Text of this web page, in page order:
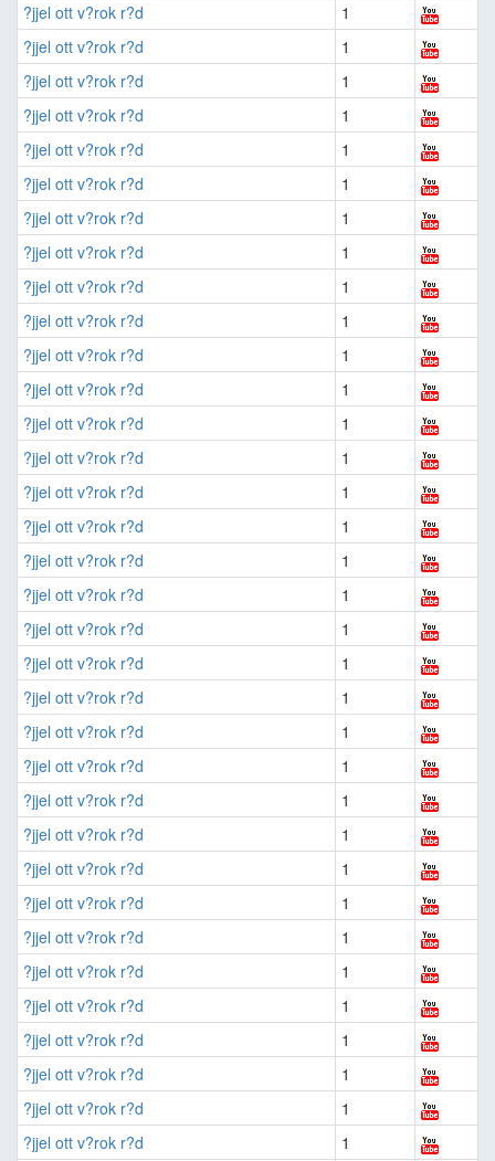
?jjel ott v?rok r?d
1
?jjel ott v?rok r?d
1
?jjel ott v?rok r?d
1
?jjel ott v?rok r?d
1
?jjel ott v?rok r?d
1
?jjel ott v?rok r?d
1
?jjel ott v?rok r?d
1
?jjel ott v?rok r?d
1
?jjel ott v?rok r?d
1
?jjel ott v?rok r?d
1
?jjel ott v?rok r?d
1
?jjel ott v?rok r?d
1
?jjel ott v?rok r?d
1
?jjel ott v?rok r?d
1
?jjel ott v?rok r?d
1
?jjel ott v?rok r?d
1
?jjel ott v?rok r?d
1
?jjel ott v?rok r?d
1
?jjel ott v?rok r?d
1
?jjel ott v?rok r?d
1
?jjel ott v?rok r?d
1
?jjel ott v?rok r?d
1
?jjel ott v?rok r?d
1
?jjel ott v?rok r?d
1
?jjel ott v?rok r?d
1
?jjel ott v?rok r?d
1
?jjel ott v?rok r?d
1
?jjel ott v?rok r?d
1
?jjel ott v?rok r?d
1
?jjel ott v?rok r?d
1
?jjel ott v?rok r?d
1
?jjel ott v?rok r?d
1
?jjel ott v?rok r?d
1
?jjel ott v?rok r?d
1